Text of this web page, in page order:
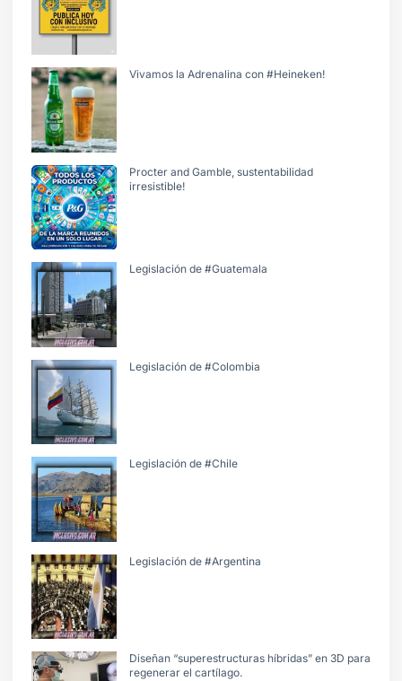
Vivamos la Adrenalina con #Heineken!
Procter and Gamble, sustentabilidad
irresistible!
Legislación de #Guatemala
Legislación de #Colombia
Legislación de #Chile
Legislación de #Argentina
Diseñan “superestructuras híbridas” en 3D para
regenerar el cartílago.